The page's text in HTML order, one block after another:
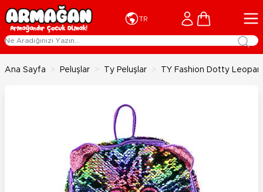
İçeriğe geç
TR Cart
Ana Sayfa > Peluşlar > Ty Peluşlar > TY Fashion Dotty